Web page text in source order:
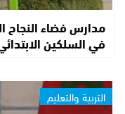
مدارس فضاء النجاح
في السلكين
التربية والتعليم